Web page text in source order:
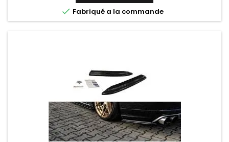
 Fabriqué a la commande